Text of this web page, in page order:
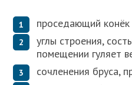
проседающий
углы строения,
помещении гуляет
сочленения бруса,